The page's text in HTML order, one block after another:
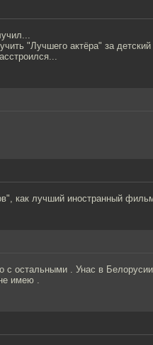
"Лучшего актёра" за
как лучший иностранный
с остальными . Унас в
имею .